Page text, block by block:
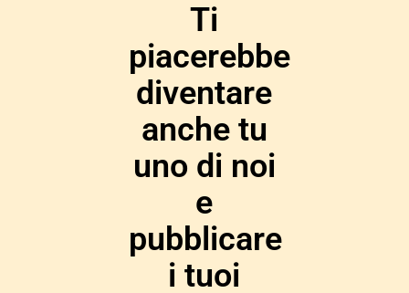
Ti
piacerebbe
diventare
anche tu
uno di noi
e
pubblicare
i tuoi